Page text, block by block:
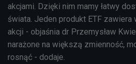
akcjami. Dzięki nim mamy łatwy
świata. Jeden produkt ETF zawiera
akcji - objaśnia dr Przemysław
narażone na większą zmienność,
rosnąć - dodaje.